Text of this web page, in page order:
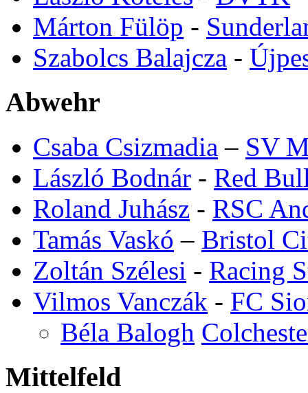
Márton Fülöp -
Szabolcs Balajcza -
Abwehr
Csaba Csizmadia – SV
László Bodnár - Red
Roland Juhász - RSC
Tamás Vaskó – Bristol
Zoltán Szélesi - Racing
Vilmos Vanczák - FC
Béla Balogh
Mittelfeld